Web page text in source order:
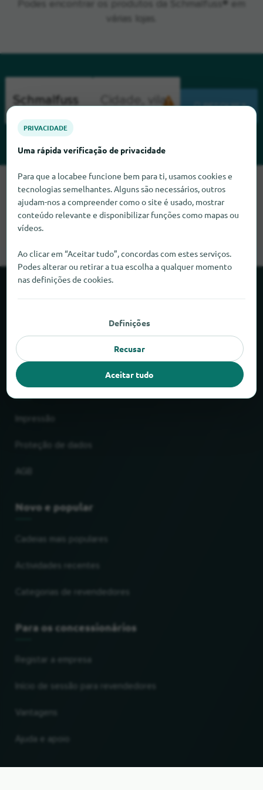
Podes encontrar os produtos da Schmalfuss® em
PESQUISA
Lamentamos, mas não conseguimos encontrar Schmalfuss
neste momento. Se souber onde encontrar Schmalfuss,
ficaríamos muito satisfeitos se nos informasse.
Parceiros
Jurídico
Novo e popular
Cadeias mais populares
Para os concessionários
Registar a empresa
Vantagens
Ajuda e apoio
PRIVACIDADE
Uma rápida verificação de privacidade
Para que a locabee funcione bem para ti, usamos cookies e
tecnologias semelhantes. Alguns são necessários, outros
ajudam-nos a compreender como o site é usado, mostrar
conteúdo relevante e disponibilizar funções como mapas ou
vídeos.
Ao clicar em “Aceitar tudo”, concordas com estes serviços.
Podes alterar ou retirar a tua escolha a qualquer momento
nas definições de cookies.
Definições
Recusar
Aceitar tudo